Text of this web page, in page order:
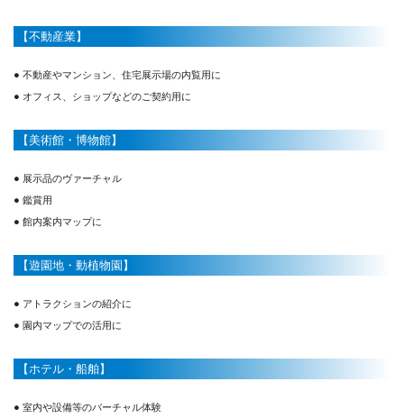
【不動産業】
● 不動産やマンション、住宅展示場の内覧用に
● オフィス、ショップなどのご契約用に
【美術館・博物館】
● 展示品のヴァーチャル
● 鑑賞用
● 館内案内マップに
【遊園地・動植物園】
● アトラクションの紹介に
● 園内マップでの活用に
【ホテル・船舶】
● 室内や設備等のバーチャル体験